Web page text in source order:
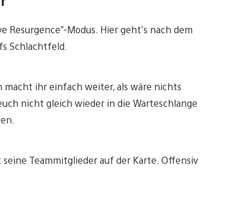
Modus. Hier geht’s nach dem
Schlachtfeld.
ihr einfach weiter, als wäre nichts
nicht gleich wieder in die Warteschlange
Teammitglieder auf der Karte. Offensiv